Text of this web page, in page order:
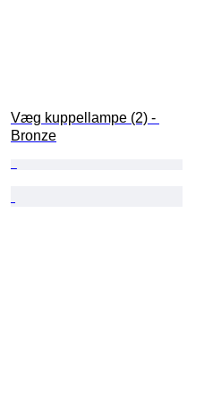
Væg kuppellampe (2) -
Bronze